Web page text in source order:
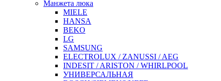
Манжета люка
MIELE
HANSA
BEKO
LG
SAMSUNG
ELECTROLUX / ZANUSSI / AEG
INDESIT / ARISTON / WHIRLPOOL
УНИВЕРСАЛЬНАЯ